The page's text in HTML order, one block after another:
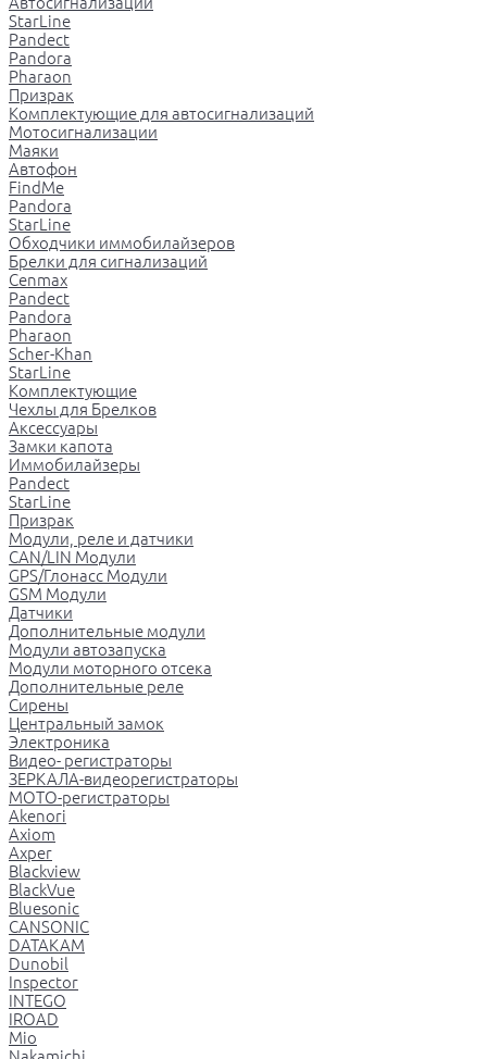
StarLine
Pandect
Pandora
Pharaon
Призрак
Комплектующие для автосигнализаций
Мотосигнализации
Маяки
Автофон
FindMe
Pandora
StarLine
Обходчики иммобилайзеров
Брелки для сигнализаций
Cenmax
Pandect
Pandora
Pharaon
Scher-Khan
StarLine
Комплектующие
Чехлы для Брелков
Аксессуары
Замки капота
Иммобилайзеры
Pandect
StarLine
Призрак
Модули, реле и датчики
CAN/LIN Модули
GPS/Глонасс Модули
GSM Модули
Датчики
Дополнительные модули
Модули автозапуска
Модули моторного отсека
Дополнительные реле
Сирены
Центральный замок
Электроника
Видео- регистраторы
ЗЕРКАЛА-видеорегистраторы
МОТО-регистраторы
Akenori
Axiom
Axper
Blackview
BlackVue
Bluesonic
CANSONIC
DATAKAM
Dunobil
Inspector
INTEGO
IROAD
Mio